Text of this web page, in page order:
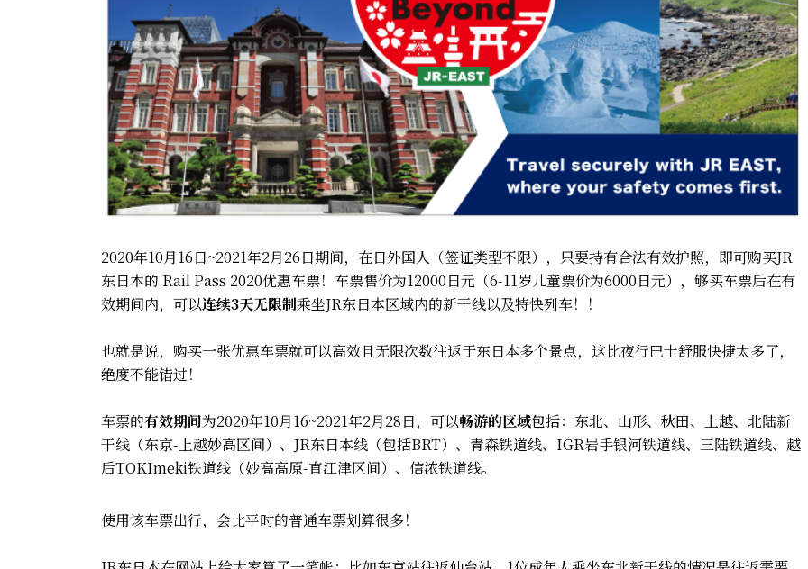
2020年10月16日~2021年2月26日期间，在日外国人（签证类型不限），只要持有合法有效护照，即可购买JR
东日本的 Rail Pass 2020优惠车票！车票售价为12000日元（6-11岁儿童票价为6000日元），够买车票后在有
效期间内，可以连续3天无限制乘坐JR东日本区域内的新干线以及特快列车！！
也就是说，购买一张优惠车票就可以高效且无限次数往返于东日本多个景点，这比夜行巴士舒服快捷太多了，
绝度不能错过！
车票的有效期间为2020年10月16~2021年2月28日，可以畅游的区域包括：东北、山形、秋田、上越、北陆新
干线（东京-上越妙高区间）、JR东日本线（包括BRT）、青森铁道线、IGR岩手银河铁道线、三陆铁道线、越
后TOKImeki铁道线（妙高高原-直江津区间）、信浓铁道线。
使用该车票出行，会比平时的普通车票划算很多！